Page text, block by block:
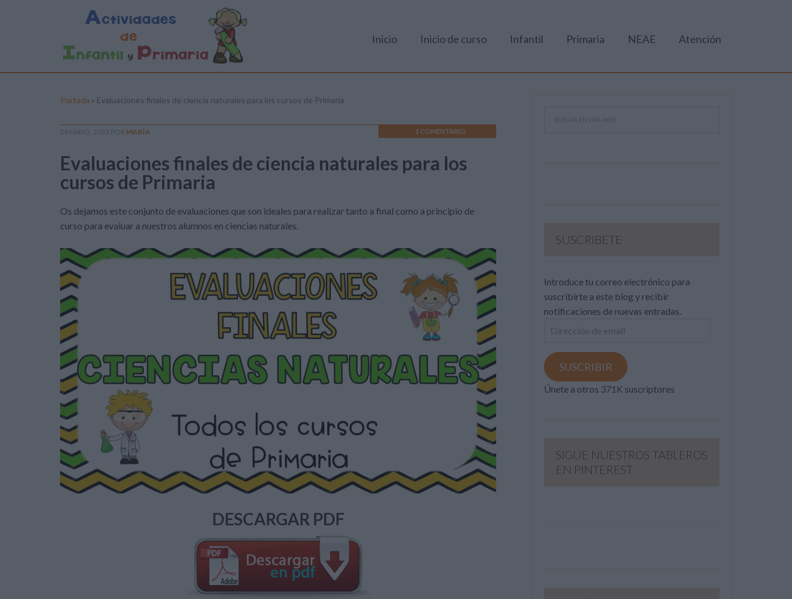
Inicio Inicio de curso Infantil Primaria NEAE Atención
Portada » Evaluaciones finales de ciencia naturales para los cursos de Primaria
26 MAYO, 2022 POR MARÍA 1 COMENTARIO
Evaluaciones finales de ciencia naturales para los
cursos de Primaria
Os dejamos este conjunto de evaluaciones que son ideales para realizar tanto a final como a principio de
curso para evaluar a nuestros alumnos en ciencias naturales.
DESCARGAR PDF
SUSCRIBETE
Introduce tu correo electrónico para
suscribirte a este blog y recibir
notificaciones de nuevas entradas.
Dirección
email
SUSCRIBIR
Únete a otros 371K suscriptores
SIGUE NUESTROS TABLEROS
EN PINTEREST